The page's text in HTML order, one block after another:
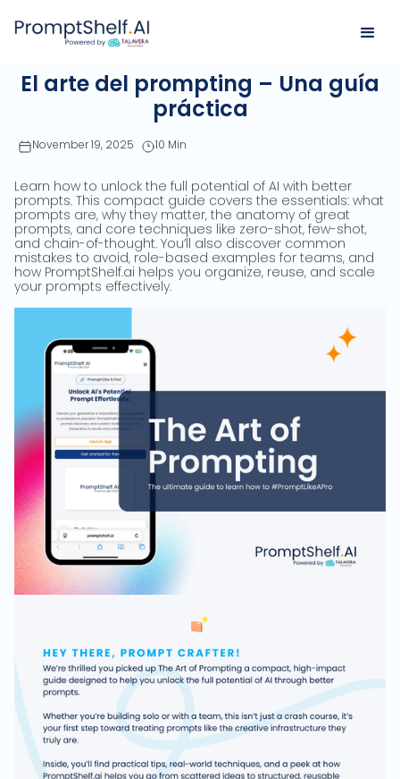
El arte del prompting – Una guía
práctica
November 19, 2025 10 Min
Learn how to unlock the full potential of AI with better
prompts. This compact guide covers the essentials: what
prompts are, why they matter, the anatomy of great
prompts, and core techniques like zero-shot, few-shot,
and chain-of-thought. You’ll also discover common
mistakes to avoid, role-based examples for teams, and
how PromptShelf.ai helps you organize, reuse, and scale
your prompts effectively.